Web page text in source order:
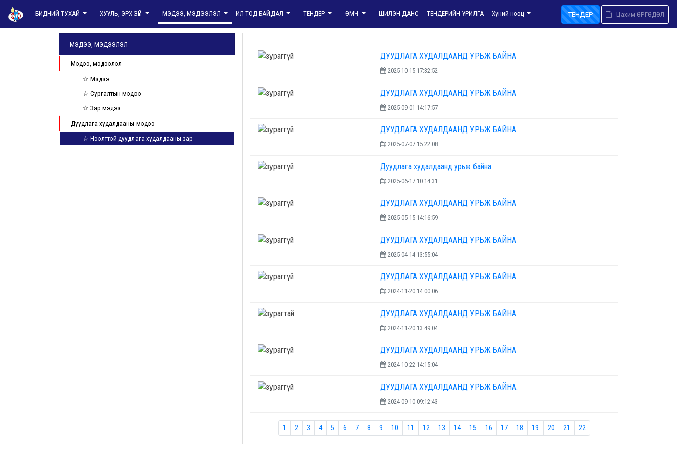
БИДНИЙ ТУХАЙ ХУУЛЬ, ЭРХ ЗҮЙ МЭДЭЭ, МЭДЭЭЛЭЛ ИЛ ТОД БАЙДАЛ ТЕНДЕР ӨМЧ ШИЛЭН ДАНС ТЕНДЕРИЙН УРИЛГА Хүний нөөц ТЕНДЕР Цахим ӨРГӨДӨЛ
МЭДЭЭ, МЭДЭЭЛЭЛ
Мэдээ, мэдээлэл
☆ Мэдээ
☆ Сургалтын мэдээ
☆ Зар мэдээ
Дуудлага худалдааны мэдээ
☆ Нээлттэй дуудлага худалдааны зар
ДУУДЛАГА ХУДАЛДААНД УРЬЖ БАЙНА
2025-10-15 17:32:52
ДУУДЛАГА ХУДАЛДААНД УРЬЖ БАЙНА
2025-09-01 14:17:57
ДУУДЛАГА ХУДАЛДААНД УРЬЖ БАЙНА
2025-07-07 15:22:08
Дуудлага худалдаанд урьж байна.
2025-06-17 10:14:31
ДУУДЛАГА ХУДАЛДААНД УРЬЖ БАЙНА
2025-05-15 14:16:59
ДУУДЛАГА ХУДАЛДААНД УРЬЖ БАЙНА
2025-04-14 13:55:04
ДУУДЛАГА ХУДАЛДААНД УРЬЖ БАЙНА.
2024-11-20 14:00:06
ДУУДЛАГА ХУДАЛДААНД УРЬЖ БАЙНА.
2024-11-20 13:49:04
ДУУДЛАГА ХУДАЛДААНД УРЬЖ БАЙНА
2024-10-22 14:15:04
ДУУДЛАГА ХУДАЛДААНД УРЬЖ БАЙНА.
2024-09-10 09:12:43
1 2 3 4 5 6 7 8 9 10 11 12 13 14 15 16 17 18 19 20 21 22